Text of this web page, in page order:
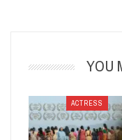
YOU
ACTRESS